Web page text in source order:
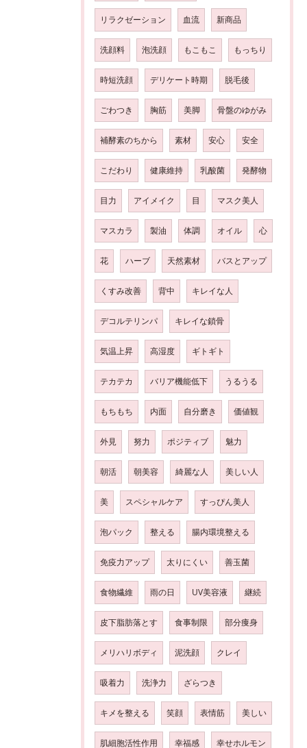
リラクゼーション 血流 新商品
洗顔料 泡洗顔 もこもこ もっちり
時短洗顔 デリケート時期 脱毛後
ごわつき 胸筋 美脚 骨盤のゆがみ
補酵素のちから 素材 安心 安全
こだわり 健康維持 乳酸菌 発酵物
目力 アイメイク 目 マスク美人
マスカラ 製油 体調 オイル 心
花 ハーブ 天然素材 バスとアップ
くすみ改善 背中 キレイな人
デコルテリンパ キレイな鎖骨
気温上昇 高湿度 ギトギト
テカテカ バリア機能低下 うるうる
もちもち 内面 自分磨き 価値観
外見 努力 ポジティブ 魅力
朝活 朝美容 綺麗な人 美しい人
美 スペシャルケア すっぴん美人
泡パック 整える 腸内環境整える
免疫力アップ 太りにくい 善玉菌
食物繊維 雨の日 UV美容液 継続
皮下脂肪落とす 食事制限 部分痩身
メリハリボディ 泥洗顔 クレイ
吸着力 洗浄力 ざらつき
キメを整える 笑顔 表情筋 美しい
肌細胞活性作用 幸福感 幸せホルモン